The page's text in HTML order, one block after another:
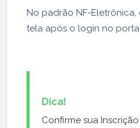
No padrão NF-
tela após o login no
Dica!
Confirme sua